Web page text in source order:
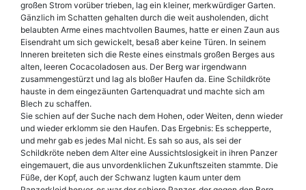
großen Strom vorüber trieben, lag ein kleiner, merkwürdiger Garten.
Gänzlich im Schatten gehalten durch die weit ausholenden, dicht
belaubten Arme eines machtvollen Baumes, hatte er einen Zaun aus
Eisendraht um sich gewickelt, besaß aber keine Türen. In seinem
Inneren breiteten sich die Reste eines einstmals großen Berges aus
alten, leeren Cocacoladosen aus. Der Berg war irgendwann
zusammengestürzt und lag als bloßer Haufen da. Eine Schildkröte
hauste in dem eingezäunten Gartenquadrat und machte sich am
Blech zu schaffen.
Sie schien auf der Suche nach dem Hohen, oder Weiten, denn wieder
und wieder erklomm sie den Haufen. Das Ergebnis: Es schepperte,
und mehr gab es jedes Mal nicht. Es sah so aus, als sei der
Schildkröte neben dem Alter eine Aussichtslosigkeit in ihren Panzer
eingemauert, die aus unvordenklichen Zukunftszeiten stammte. Die
Füße, der Kopf, auch der Schwanz lugten kaum unter dem